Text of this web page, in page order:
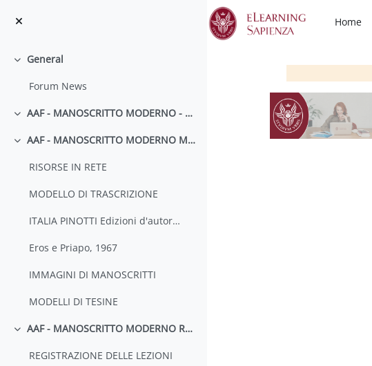
Home
Collapse
General
Forum News
Collapse AAF - MANOSCRITTO MODERNO - CALENDARIO DELLE LEZIONI
Collapse AAF - MANOSCRITTO MODERNO MATERIALI
RISORSE IN RETE
MODELLO DI TRASCRIZIONE
ITALIA PINOTTI Edizioni d'autore coatte
Eros e Priapo, 1967
IMMAGINI DI MANOSCRITTI
MODELLI DI TESINE
Collapse AAF - MANOSCRITTO MODERNO REGISTRAZIONE DELLE LEZIONI
REGISTRAZIONE DELLE LEZIONI